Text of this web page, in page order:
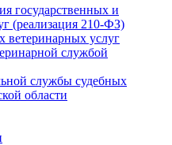
государственных и
(реализация 210-ФЗ)
ветеринарных услуг
службой
службы судебных
области